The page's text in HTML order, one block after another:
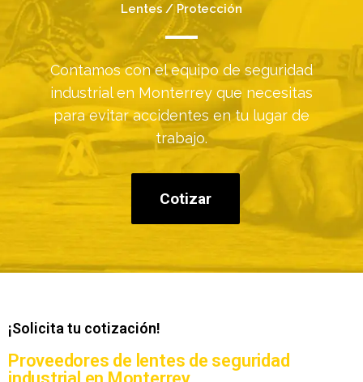
Lentes / Protección
Contamos con el equipo de seguridad
industrial en Monterrey que necesitas
para evitar accidentes en tu lugar de
trabajo.
Cotizar
¡Solicita tu cotización!
Proveedores de lentes de seguridad